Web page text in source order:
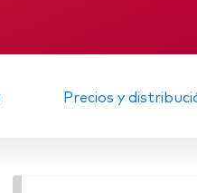
Precios y